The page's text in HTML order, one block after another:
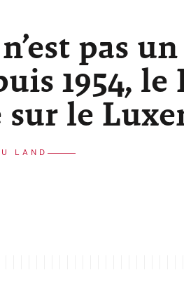
pas
1954, le
le
LAND